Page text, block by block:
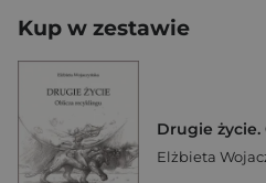
Kup w zestawie
Drugie
Elżbieta